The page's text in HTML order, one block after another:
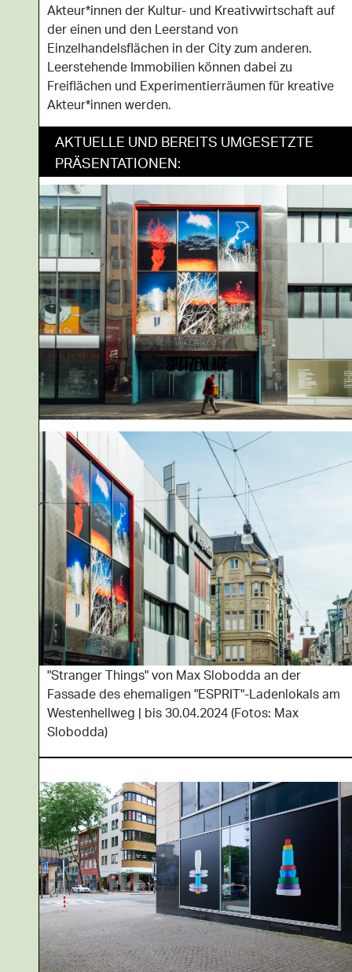
Akteur*innen der Kultur- und Kreativwirtschaft auf
der einen und den Leerstand von
Einzelhandelsflächen in der City zum anderen.
Leerstehende Immobilien können dabei zu
Freiflächen und Experimentierräumen für kreative
Akteur*innen werden.
AKTUELLE UND BEREITS UMGESETZTE
PRÄSENTATIONEN:
"Stranger Things" von Max Slobodda an der
Fassade des ehemaligen "ESPRIT"-Ladenlokals am
Westenhellweg | bis 30.04.2024 (Fotos: Max
Slobodda)